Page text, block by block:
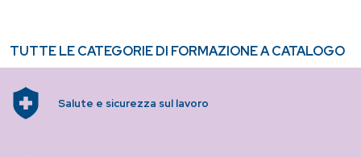
TUTTE LE CATEGORIE DI FORMAZIONE A CATALOGO
Salute e sicurezza sul lavoro